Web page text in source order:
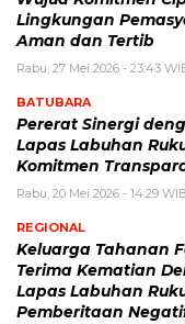
Lingkungan
Aman dan Tertib
Rabu, 27 Mei 2026 - 23:43
BATUBARA
Pererat Sinergi
Lapas Labuhan
Komitmen
Rabu, 20 Mei 2026 - 14:29
REGIONAL
Keluarga Tahanan
Terima Kematian
Lapas Labuhan
Pemberitaan